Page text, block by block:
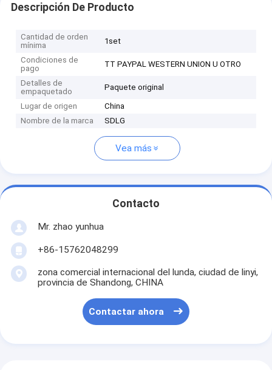
Descripción De Producto
Cantidad de orden
mínima
1set
Condiciones de
pago
TT PAYPAL WESTERN UNION U OTRO
Detalles de
empaquetado
Paquete original
Lugar de origen
China
Nombre de la marca
SDLG
Vea más
Contacto
Mr. zhao yunhua
+86-15762048299
zona comercial internacional del lunda, ciudad de linyi,
provincia de Shandong, CHINA
Contactar ahora